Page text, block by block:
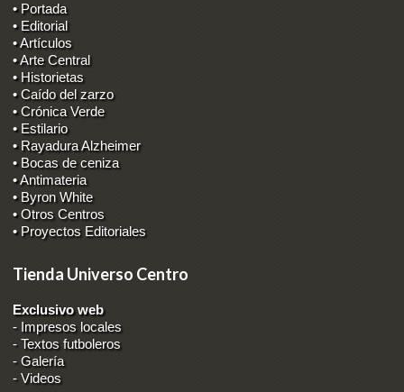
• Portada
• Editorial
• Artículos
• Arte Central
• Historietas
• Caído del zarzo
• Crónica Verde
• Estilario
• Rayadura Alzheimer
• Bocas de ceniza
• Antimateria
• Byron White
• Otros Centros
• Proyectos Editoriales
Tienda Universo Centro
Exclusivo web
- Impresos locales
-Textos futboleros
-Galería
-Videos